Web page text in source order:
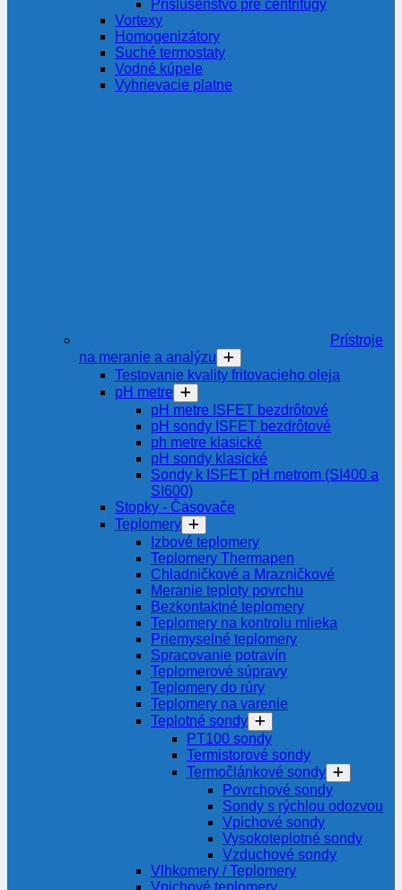
Príslušenstvo pre centrifúgy
Vortexy
Homogenizátory
Suché termostaty
Vodné kúpele
Vyhrievacie platne
Prístroje
na meranie a analýzu
Testovanie kvality fritovacieho oleja
pH metre
pH metre ISFET bezdrôtové
pH sondy ISFET bezdrôtové
ph metre klasické
pH sondy klasické
Sondy k ISFET pH metrom (SI400 a
SI600)
Stopky - Časovače
Teplomery
Izbové teplomery
Teplomery Thermapen
Chladničkové a Mrazničkové
Meranie teploty povrchu
Bezkontaktné teplomery
Teplomery na kontrolu mlieka
Priemyselné teplomery
Spracovanie potravín
Teplomerové súpravy
Teplomery do rúry
Teplomery na varenie
Teplotné sondy
PT100 sondy
Termistorové sondy
Termočlánkové sondy
Povrchové sondy
Sondy s rýchlou odozvou
Vpichové sondy
Vysokoteplotné sondy
Vzduchové sondy
Vlhkomery / Teplomery
Vpichové teplomery